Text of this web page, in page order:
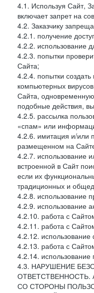
4.1. Используя Сайт,
включает запрет на
4.2. Заказчику
4.2.1. получение
4.2.2. использование
4.2.3. попытки
Сайта;
4.2.4. попытки
компьютерных
Сайта,
подобные действия,
4.2.5. рассылка
«спам» или
4.2.6. имитация и/или
размещенном на
4.2.7. использование
встроенной в Сайт
если их
традиционных и
4.2.8. использование
4.2.9. использование
4.2.10. работа с
4.2.11. работа с
4.2.12.
4.2.13. работа с
4.2.14.
4.3. НАРУШЕНИЕ
ОТВЕТСТВЕННОСТЬ.
СО СТОРОНЫ